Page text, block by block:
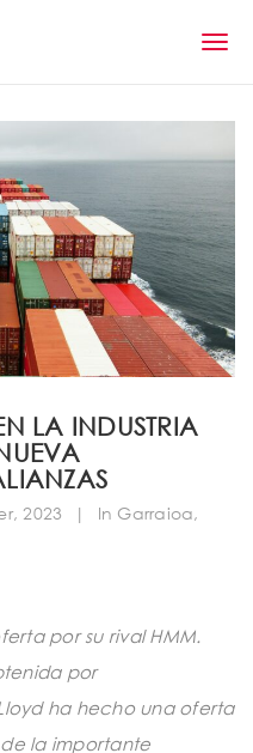
T
l
e
n
v
LA INDUSTRIA
2023 | In Garraioa,
por su rival HMM.
por
ha hecho una oferta
la importante